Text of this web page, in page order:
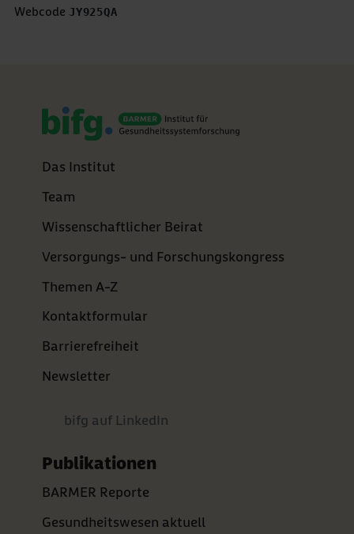
Webcode JY925QA
Das Institut
Team
Wissenschaftlicher Beirat
Versorgungs- und Forschungskongress
Themen A-Z
Kontaktformular
Barrierefreiheit
Newsletter
bifg auf LinkedIn
Publikationen
BARMER Reporte
Gesundheitswesen aktuell